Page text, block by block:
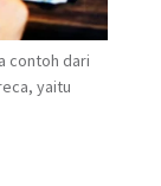
contoh dari
yaitu